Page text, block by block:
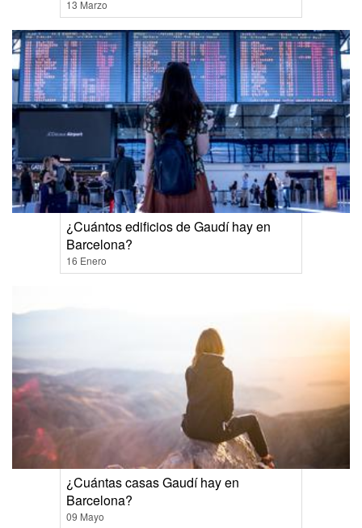
13 Marzo
¿Cuántos edificios de Gaudí hay en
Barcelona?
16 Enero
¿Cuántas casas Gaudí hay en
Barcelona?
09 Mayo